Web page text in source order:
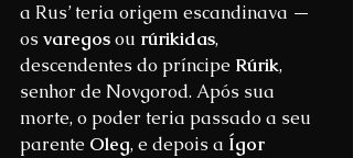
a Rus’ teria origem escandinava —
os varegos ou rúrikidas,
descendentes do príncipe Rúrik,
senhor de Novgorod. Após sua
morte, o poder teria passado a seu
parente Oleg, e depois a Ígor